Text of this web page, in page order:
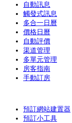
自動訊息
觸發式訊息
多合一日曆
價格日曆
自動評價
渠道管理
多單元管理
房客指南
手動訂房
預訂網站建置器
預訂小工具